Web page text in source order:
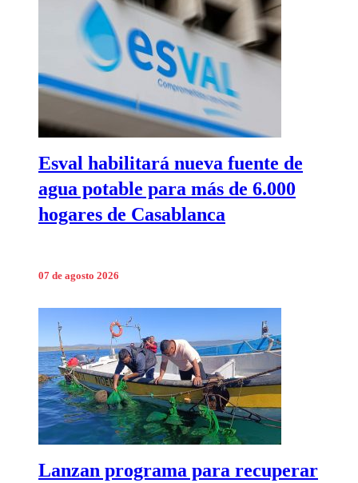
Esval habilitará nueva fuente de
agua potable para más de 6.000
hogares de Casablanca
07 de agosto 2026
Lanzan programa para recuperar